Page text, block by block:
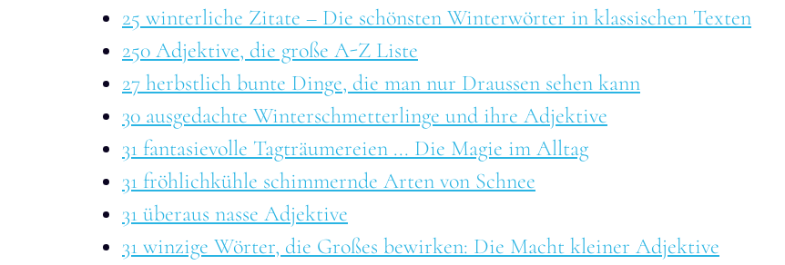
25 winterliche Zitate – Die schönsten Winterwörter in klassischen Texten
250 Adjektive, die große A-Z Liste
27 herbstlich bunte Dinge, die man nur Draussen sehen kann
30 ausgedachte Winterschmetterlinge und ihre Adjektive
31 fantasievolle Tagträumereien ... Die Magie im Alltag
31 fröhlichkühle schimmernde Arten von Schnee
31 überaus nasse Adjektive
31 winzige Wörter, die Großes bewirken: Die Macht kleiner Adjektive